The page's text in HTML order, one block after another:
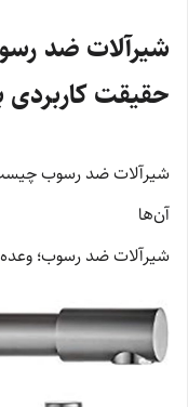
شیرآلات ضد
حقیقت کاربردی
شیرآلات ضد رسوب
آن‌ها
شیرآلات ضد رسوب؛ وعده